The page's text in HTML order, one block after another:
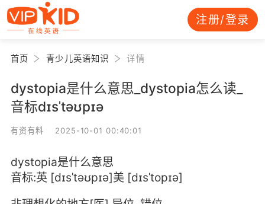
注册/登录
首页 青少儿英语知识 详情
dystopia是什么意思_dystopia怎么读_
音标dɪsˈtəʊpɪə
有资有料 2025-10-01 00:40:01
dystopia是什么意思
音标:英 [dɪsˈtəʊpɪə]美 [dɪsˈtopɪə]